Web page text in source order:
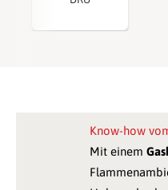
Know-how
Mit einem